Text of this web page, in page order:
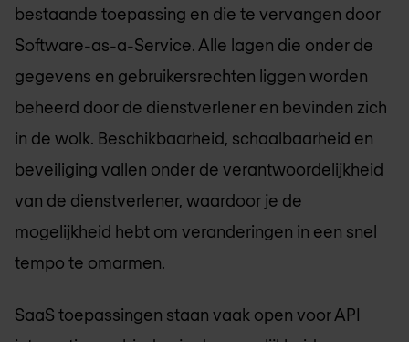
bestaande toepassing en die te vervangen door
Software-as-a-Service. Alle lagen die onder de
gegevens en gebruikersrechten liggen worden
beheerd door de dienstverlener en bevinden zich
in de wolk. Beschikbaarheid, schaalbaarheid en
beveiliging vallen onder de verantwoordelijkheid
van de dienstverlener, waardoor je de
mogelijkheid hebt om veranderingen in een snel
tempo te omarmen.
SaaS toepassingen staan vaak open voor API